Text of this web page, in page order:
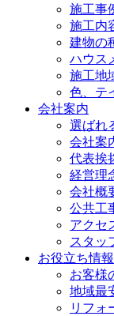
施工事
施工内
建物の
ハウス
施工地
色、テ
会社案内
選ばれ
会社案
代表挨
経営理
会社概
公共工
アクセ
スタッ
お役立ち情報
お客様
地域最
リフォ